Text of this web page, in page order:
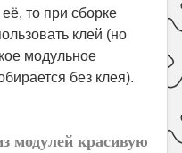
то при сборке
клей (но
модульное
без клея).
модулей красивую